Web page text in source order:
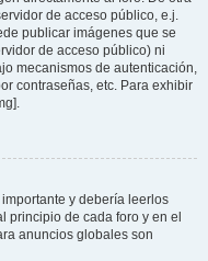
de acceso público, e.j.
publicar imágenes que se
de acceso público) ni
mecanismos de autenticación,
contraseñas, etc. Para exhibir
y debería leerlos
principio de cada foro y en el
anuncios globales son